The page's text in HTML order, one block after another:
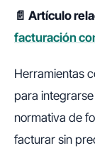
📄 Artículo
facturación
Herramientas
para
normativa de
facturar sin